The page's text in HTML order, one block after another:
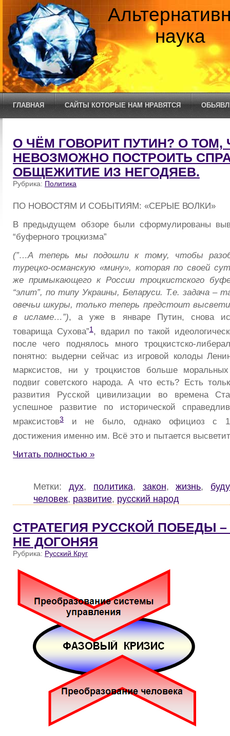
наука
ГЛАВНАЯ САЙТЫ КОТОРЫЕ НАМ НРАВЯТСЯ
О ЧЁМ ГОВОРИТ ПУТИН? О ТОМ,
НЕВОЗМОЖНО ПОСТРОИТЬ
ОБЩЕЖИТИЕ ИЗ НЕГОДЯЕВ.
Рубрика: Политика
ПО НОВОСТЯМ И СОБЫТИЯМ: «СЕРЫЕ ВОЛКИ»
В предыдущем обзоре были сформулированы
“буферного троцкизма”
(”…А теперь мы подошли к тому, чтобы
турецко-османскую «мину», которая по своей
же примыкающего к России троцкистского
“элит”, по типу Украины, Беларуси. Т.е. задача –
овечьи шкуры, только теперь предстоит
в исламе…”),а уже в январе Путин, снова
товарища Сухова”1, вдарил по такой
после чего поднялось много троцкистско-
понятно: выдерни сейчас из игровой колоды
марксистов, ни у троцкистов больше
подвиг советского народа. А что есть? Есть
развития Русской цивилизации во времена
успешное развитие по исторической
мраксистов3
и не было, однако официоз с
достижения именно им. Всё это и пытается
Читать полностью »
Метки: дух, политика, закон,жизнь,
человек, развитие, русский народ
CТРАТЕГИЯ РУССКОЙ ПОБЕДЫ
НЕ ДОГОНЯЯ
Рубрика: Русский Круг